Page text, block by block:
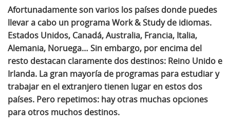
Afortunadamente son varios los países donde puedes
llevar a cabo un programa Work & Study de idiomas.
Estados Unidos, Canadá, Australia, Francia, Italia,
Alemania, Noruega… Sin embargo, por encima del
resto destacan claramente dos destinos: Reino Unido e
Irlanda. La gran mayoría de programas para estudiar y
trabajar en el extranjero tienen lugar en estos dos
países. Pero repetimos: hay otras muchas opciones
para otros muchos destinos.